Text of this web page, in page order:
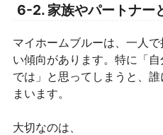
6-2. 家族やパートナー
マイホームブルーは、一人
い傾向があります。特に「
では」と思ってしまうと、
まいます。
大切なのは、